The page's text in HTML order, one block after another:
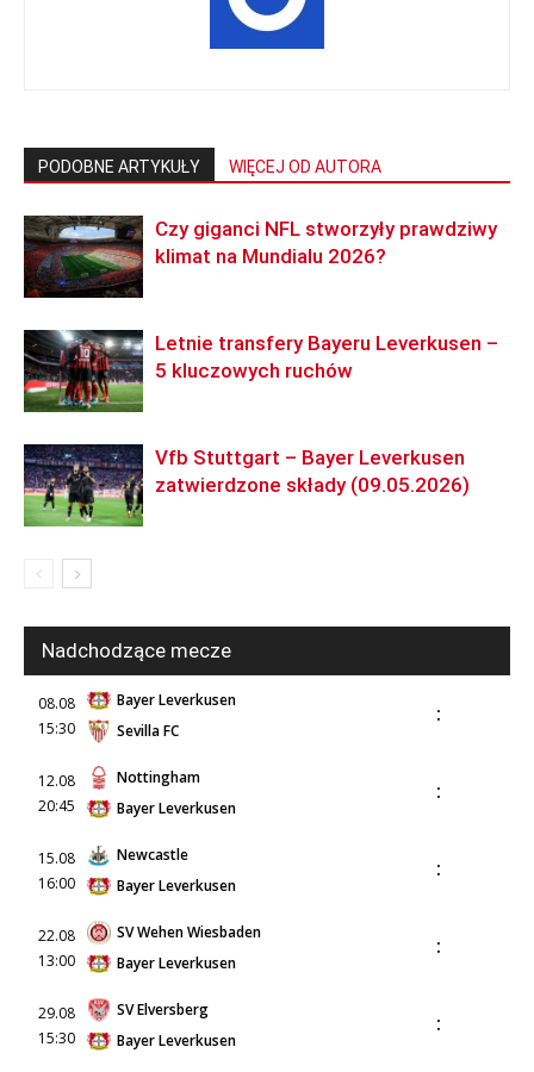
PODOBNE ARTYKUŁY WIĘCEJ OD AUTORA
Czy giganci NFL stworzyły prawdziwy
klimat na Mundialu 2026?
Letnie transfery Bayeru Leverkusen –
5 kluczowych ruchów
Vfb Stuttgart – Bayer Leverkusen
zatwierdzone składy (09.05.2026)
Nadchodzące mecze
08.08
15:30
Bayer Leverkusen
Sevilla FC
:
12.08
20:45
Nottingham
Bayer Leverkusen
:
15.08
16:00
Newcastle
Bayer Leverkusen
:
22.08
13:00
SV Wehen Wiesbaden
Bayer Leverkusen
:
29.08
15:30
SV Elversberg
Bayer Leverkusen
: